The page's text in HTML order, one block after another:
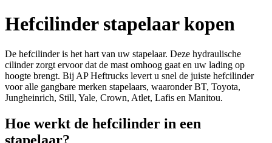
Hefcilinder stapelaar kopen
De hefcilinder is het hart van uw stapelaar. Deze hydraulische
cilinder zorgt ervoor dat de mast omhoog gaat en uw lading op
hoogte brengt. Bij AP Heftrucks levert u snel de juiste hefcilinder
voor alle gangbare merken stapelaars, waaronder BT, Toyota,
Jungheinrich, Still, Yale, Crown, Atlet, Lafis en Manitou.
Hoe werkt de hefcilinder in een
stapelaar?